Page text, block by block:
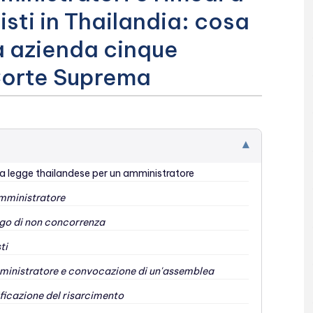
in Thailandia: cosa
cinque
Suprema
▾
legge thailandese per un amministratore
di non concorrenza
e convocazione di un'assemblea
del risarcimento